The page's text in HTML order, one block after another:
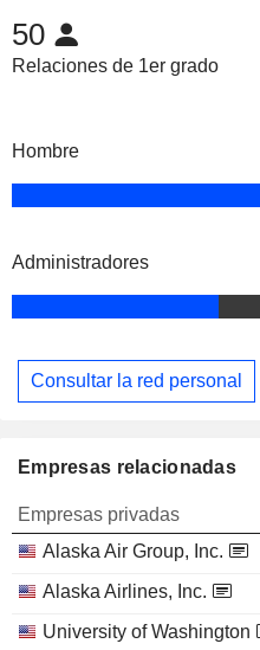
50
Relaciones de 1er grado
Hombre
Administradores
Consultar la red personal
Empresas relacionadas
Empresas privadas
Alaska Air Group, Inc.
Alaska Airlines, Inc.
University of Washington